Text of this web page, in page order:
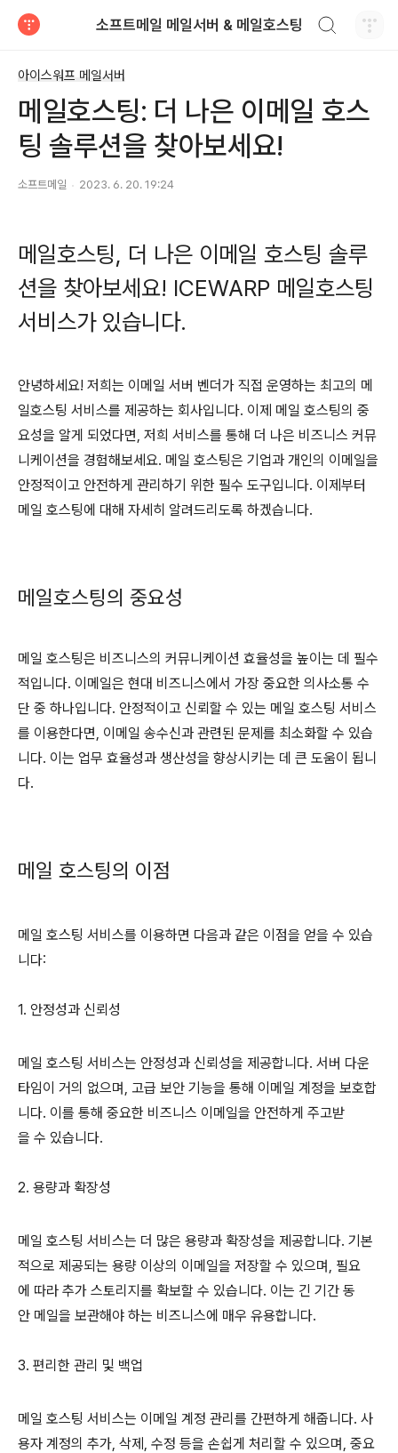
소프트메일 메일서버 & 메일호스팅
아이스워프 메일서버
메일호스팅: 더 나은 이메일 호스
팅 솔루션을 찾아보세요!
소프트메일 2023. 6. 20. 19:24
메일호스팅, 더 나은 이메일 호스팅 솔루
션을 찾아보세요! ICEWARP 메일호스팅
서비스가 있습니다.
안녕하세요! 저희는 이메일 서버 벤더가 직접 운영하는 최고의 메
일호스팅 서비스를 제공하는 회사입니다. 이제 메일 호스팅의 중
요성을 알게 되었다면, 저희 서비스를 통해 더 나은 비즈니스 커뮤
니케이션을 경험해보세요. 메일 호스팅은 기업과 개인의 이메일을
안정적이고 안전하게 관리하기 위한 필수 도구입니다. 이제부터
메일 호스팅에 대해 자세히 알려드리도록 하겠습니다.
메일호스팅의 중요성
메일 호스팅은 비즈니스의 커뮤니케이션 효율성을 높이는 데 필수
적입니다. 이메일은 현대 비즈니스에서 가장 중요한 의사소통 수
단 중 하나입니다. 안정적이고 신뢰할 수 있는 메일 호스팅 서비스
를 이용한다면, 이메일 송수신과 관련된 문제를 최소화할 수 있습
니다. 이는 업무 효율성과 생산성을 향상시키는 데 큰 도움이 됩니
다.
메일 호스팅의 이점
메일 호스팅 서비스를 이용하면 다음과 같은 이점을 얻을 수 있습
니다:
1. 안정성과 신뢰성
메일 호스팅 서비스는 안정성과 신뢰성을 제공합니다. 서버 다운
타임이 거의 없으며, 고급 보안 기능을 통해 이메일 계정을 보호합
니다. 이를 통해 중요한 비즈니스 이메일을 안전하게 주고받
을 수 있습니다.
2. 용량과 확장성
메일 호스팅 서비스는 더 많은 용량과 확장성을 제공합니다. 기본
적으로 제공되는 용량 이상의 이메일을 저장할 수 있으며, 필요
에 따라 추가 스토리지를 확보할 수 있습니다. 이는 긴 기간 동
안 메일을 보관해야 하는 비즈니스에 매우 유용합니다.
3. 편리한 관리 및 백업
메일 호스팅 서비스는 이메일 계정 관리를 간편하게 해줍니다. 사
용자 계정의 추가, 삭제, 수정 등을 손쉽게 처리할 수 있으며, 중요